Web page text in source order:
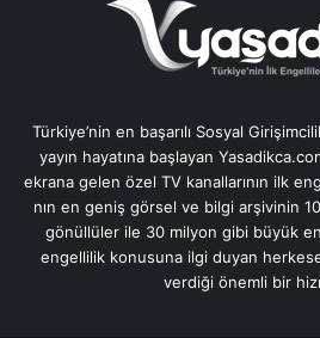
Türkiye’nin en başarılı Sosyal
yayın hayatına başlayan
ekrana gelen özel TV kanallarının ilk
nın en geniş görsel ve bilgi arşivinin
gönüllüler ile 30 milyon gibi büyük
engellilik konusuna ilgi duyan
verdiği önemli bir